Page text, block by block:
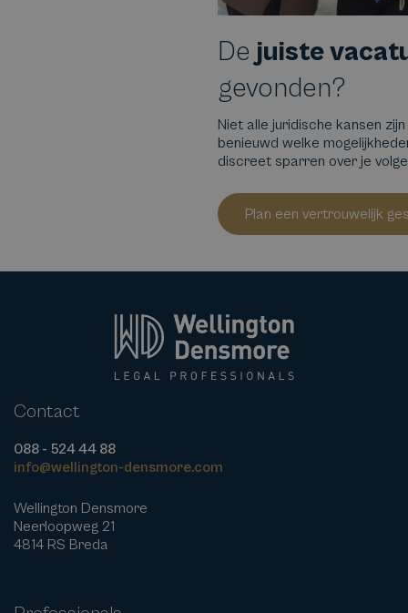
De juiste
gevonden?
Niet alle juridische kansen
benieuwd welke
discreet sparren over je
Plan een vertrouwelijk
Contact
088 - 524 44 88
info@wellington-densmore.com
Wellington Densmore
Neerloopweg 21
4814 RS Breda